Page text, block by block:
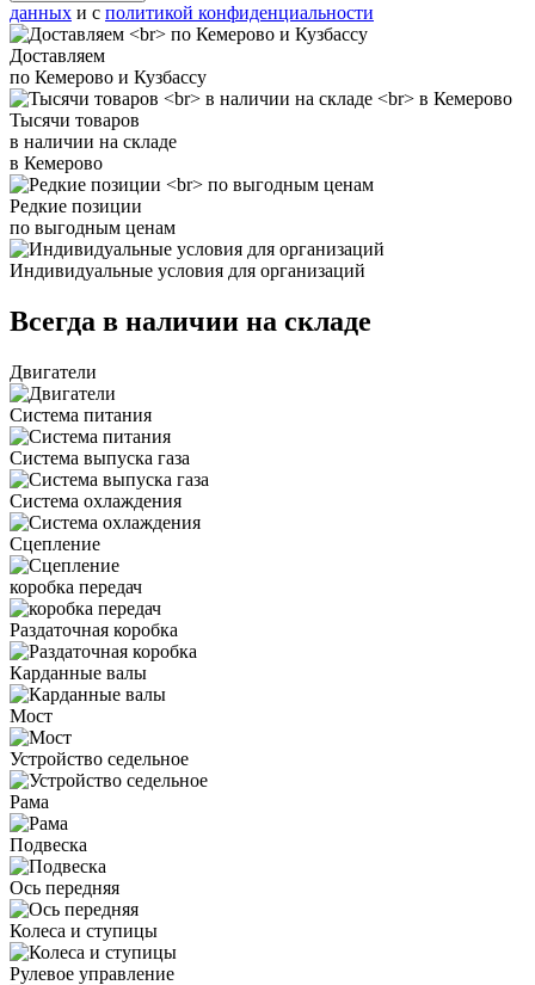
данных и с политикой конфиденциальности
Доставляем
по Кемерово и Кузбассу
Тысячи товаров
в наличии на складе
в Кемерово
Редкие позиции
по выгодным ценам
Индивидуальные условия для организаций
Всегда в наличии на складе
Двигатели
Система питания
Система выпуска газа
Система охлаждения
Сцепление
коробка передач
Раздаточная коробка
Карданные валы
Мост
Устройство седельное
Рама
Подвеска
Ось передняя
Колеса и ступицы
Рулевое управление